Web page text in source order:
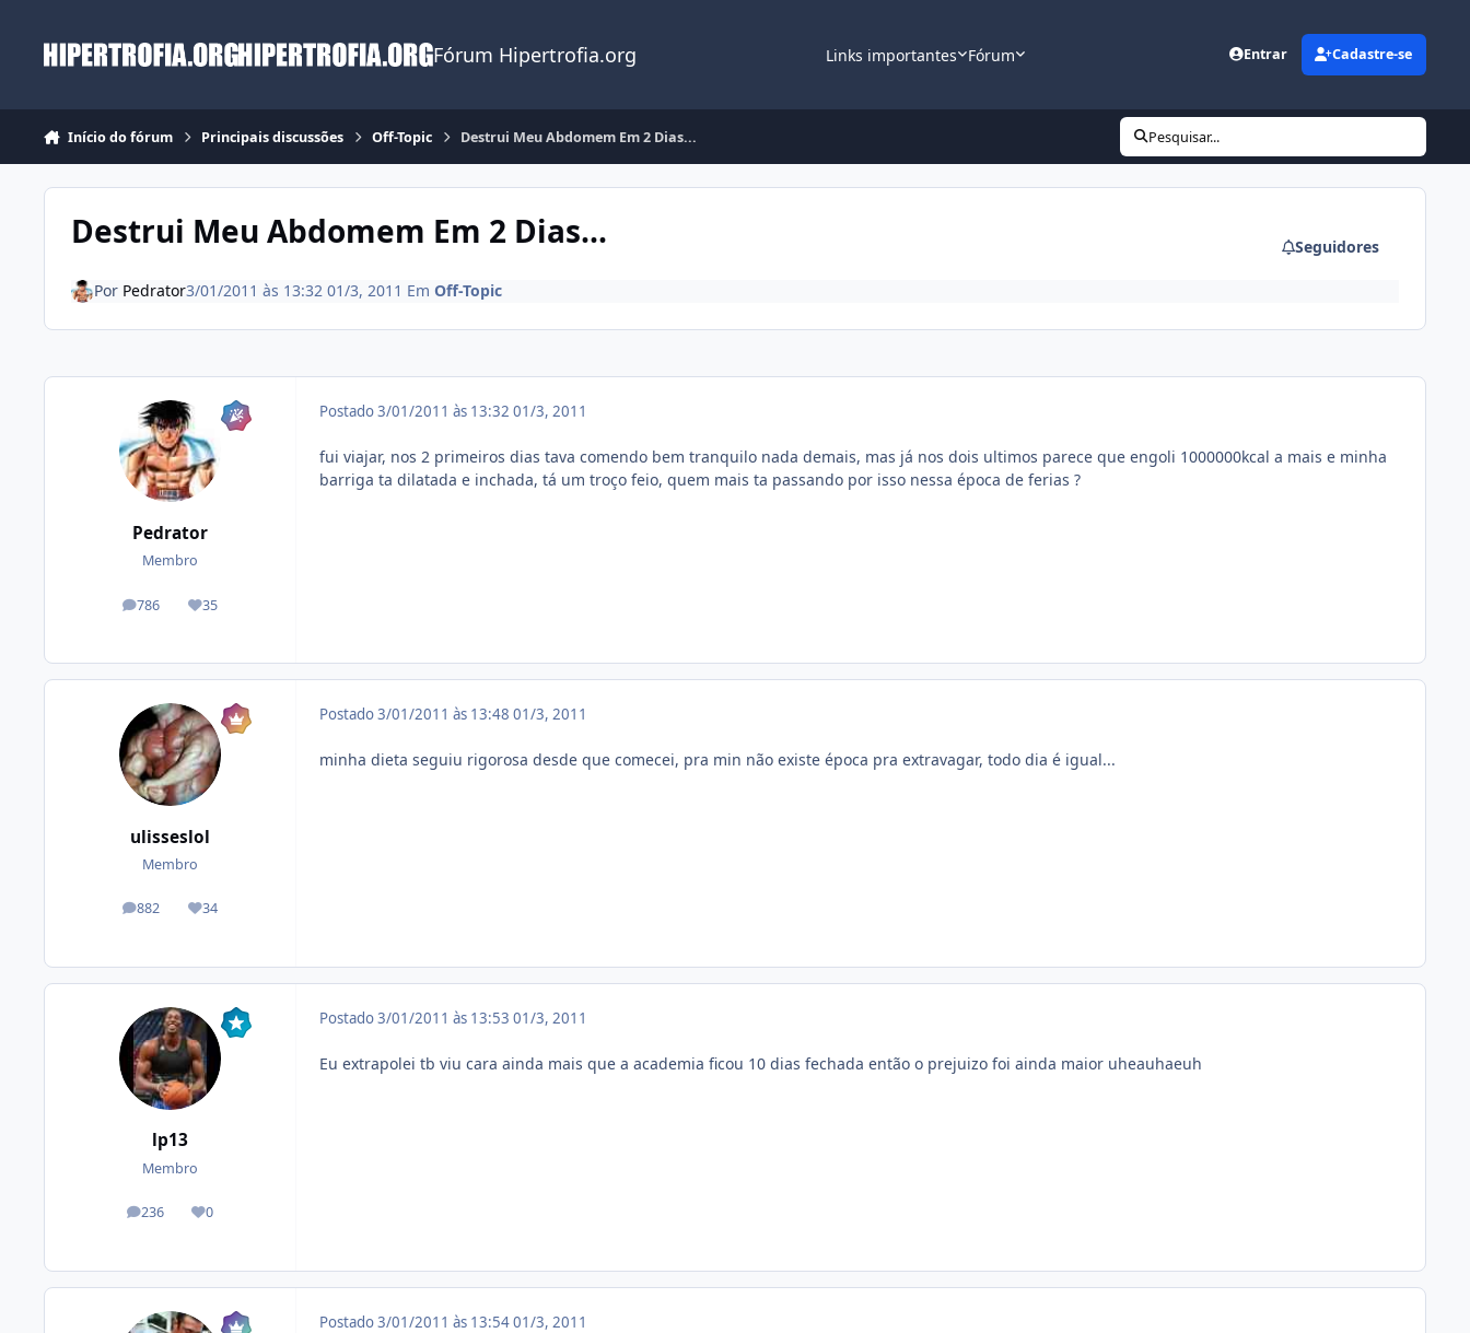
Fórum Hipertrofia.org Links importantes Fórum Entrar Cadastre-se
Início do fórum Principais discussões Off-Topic Destrui Meu Abdomem Em 2 Dias... Pesquisar...
Destrui Meu Abdomem Em 2 Dias... Seguidores
Por Pedrator3/01/2011 às 13:32 01/3, 2011 Em Off-Topic
Pedrator
Membro
786
posts 35
Reputação
Postado3/01/2011 às 13:32 01/3, 2011
fui viajar, nos 2 primeiros dias tava comendo bem tranquilo nada demais, mas já nos dois ultimos parece que engoli 1000000kcal a mais e minha
barriga ta dilatada e inchada, tá um troço feio, quem mais ta passando por isso nessa época de ferias ?
ulisseslol
Membro
882
posts 34
Reputação
Postado3/01/2011 às 13:48 01/3, 2011
minha dieta seguiu rigorosa desde que comecei, pra min não existe época pra extravagar, todo dia é igual...
lp13
Membro
236
posts 0
Reputação
Postado3/01/2011 às 13:53 01/3, 2011
Eu extrapolei tb viu cara ainda mais que a academia ficou 10 dias fechada então o prejuizo foi ainda maior uheauhaeuh
Postado3/01/2011 às 13:5401/3, 2011